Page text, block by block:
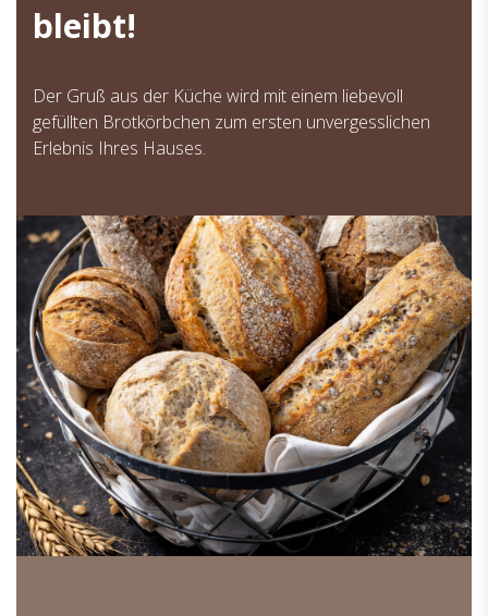
bleibt!
Der Gruß aus der Küche wird mit einem liebevoll
gefüllten Brotkörbchen zum ersten unvergesslichen
Erlebnis Ihres Hauses.